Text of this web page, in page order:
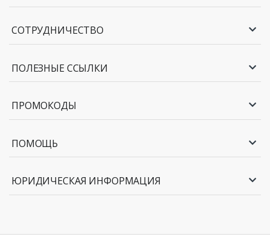
СОТРУДНИЧЕСТВО
ПОЛЕЗНЫЕ ССЫЛКИ
ПРОМОКОДЫ
ПОМОЩЬ
ЮРИДИЧЕСКАЯ ИНФОРМАЦИЯ